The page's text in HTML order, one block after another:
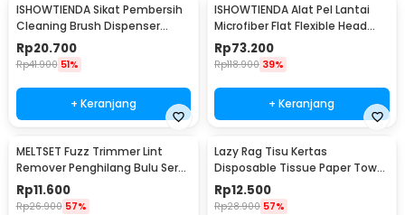
ISHOWTIENDA Sikat Pembersih
Cleaning Brush Dispenser
Sabun Air - S0026
Rp20.700
Rp41.900 51%
+ Keranjang
ISHOWTIENDA Alat Pel Lantai
Microfiber Flat Flexible Head
with Bucket - FMI60
Rp73.200
Rp118.900 39%
+ Keranjang
MELTSET Fuzz Trimmer Lint
Remover Penghilang Bulu Serat
Kain - CV8805
Rp11.600
Rp26.900 57%
Lazy Rag Tisu Kertas
Disposable Tissue Paper Towel
1 Roll (50 Helai) - MB104P
Rp12.500
Rp28.900 57%